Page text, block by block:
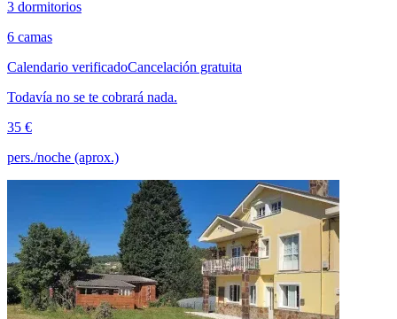
3 dormitorios
6 camas
Calendario verificadoCancelación gratuita
Todavía no se te cobrará nada.
35 €
pers./noche (aprox.)